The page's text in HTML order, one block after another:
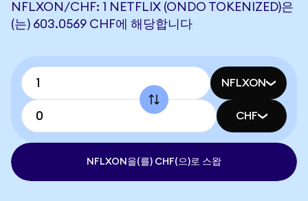
NFLXON/CHF: 1 NETFLIX (ONDO TOKENIZED)은
(는) 603.0569 CHF에 해당합니다
NFLXON
CHF
NFLXON을(를) CHF(으)로 스왑